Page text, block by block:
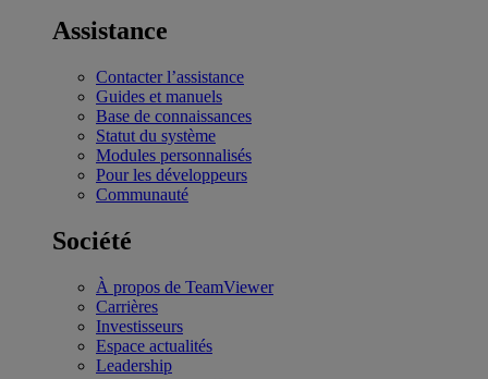
Assistance
Contacter l’assistance
Guides et manuels
Base de connaissances
Statut du système
Modules personnalisés
Pour les développeurs
Communauté
Société
À propos de TeamViewer
Carrières
Investisseurs
Espace actualités
Leadership